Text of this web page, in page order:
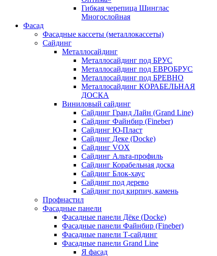
Гибкая черепица Шинглас
Многослойная
Фасад
Фасадные кассеты (металлокассеты)
Сайдинг
Металлосайдинг
Металлосайдинг под БРУС
Металлосайдинг под ЕВРОБРУС
Металлосайдинг под БРЕВНО
Металлосайдинг КОРАБЕЛЬНАЯ
ДОСКА
Виниловый сайдинг
Сайдинг Гранд Лайн (Grand Line)
Сайдинг Файнбир (Fineber)
Сайдинг Ю-Пласт
Сайдинг Деке (Docke)
Сайдинг VOX
Сайдинг Альта-профиль
Сайдинг Корабельная доска
Сайдинг Блок-хаус
Сайдинг под дерево
Сайдинг под кирпич, камень
Профнастил
Фасадные панели
Фасадные панели Дёке (Docke)
Фасадные панели Файнбир (Fineber)
Фасадные панели Т-сайдинг
Фасадные панели Grand Line
Я фасад